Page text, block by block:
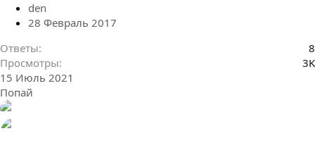
den
28 Февраль 2017
Ответы
8
Просмотры
3K
15 Июль 2021
Попай